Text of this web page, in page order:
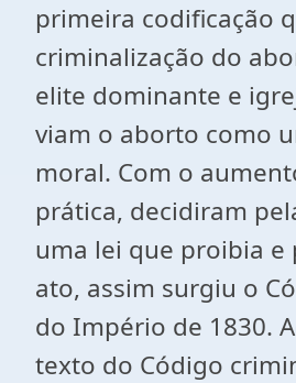
primeira codificação
criminalização do
elite dominante e
viam o aborto como
moral. Com o
prática, decidiram
uma lei que proibia e
ato, assim surgiu o
do Império de 1830.
texto do Código